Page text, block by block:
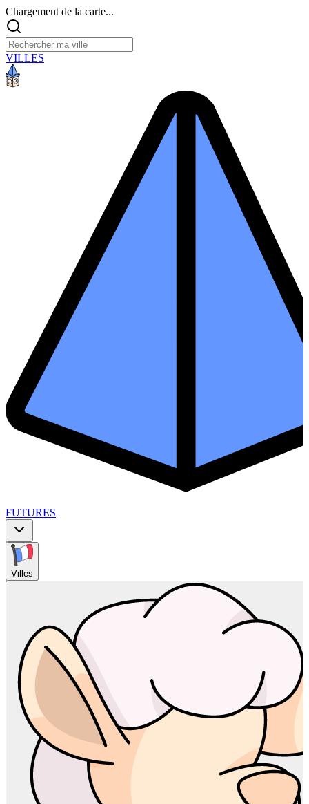
Chargement de la carte...
VILLES
FUTURES
Villes